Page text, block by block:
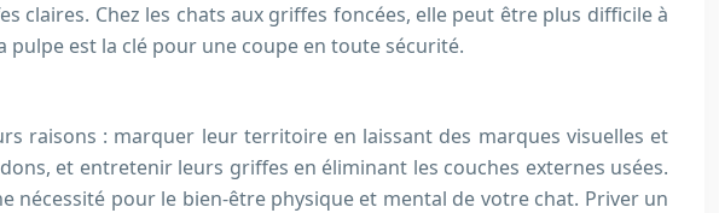
Chez les chats aux griffes foncées, elle peut être plus difficile à
est la clé pour une coupe en toute sécurité.
raisons : marquer leur territoire en laissant des marques visuelles et
et entretenir leurs griffes en éliminant les couches externes usées.
nécessité pour le bien-être physique et mental de votre chat. Priver un